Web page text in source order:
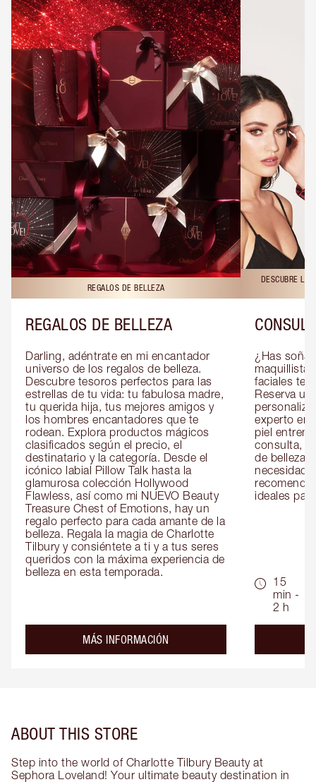
REGALOS DE BELLEZA
REGALOS DE BELLEZA
Darling, adéntrate en mi encantador
universo de los regalos de belleza.
Descubre tesoros perfectos para las
estrellas de tu vida: tu fabulosa madre,
tu querida hija, tus mejores amigos y
los hombres encantadores que te
rodean. Explora productos mágicos
clasificados según el precio, el
destinatario y la categoría. Desde el
icónico labial Pillow Talk hasta la
glamurosa colección Hollywood
Flawless, así como mi NUEVO Beauty
Treasure Chest of Emotions, hay un
regalo perfecto para cada amante de la
belleza. Regala la magia de Charlotte
Tilbury y consiéntete a ti y a tus seres
queridos con la máxima experiencia de
belleza en esta temporada.
MÁS INFORMACIÓN
DESCUBRE
¿Has
maquillista
faciales te
Reserva
experto en
piel
consulta,
de belleza
ideales
15
min -
2 h
ABOUT THIS STORE
Step into the world of Charlotte Tilbury Beauty at
Sephora Loveland! Your ultimate beauty destination in